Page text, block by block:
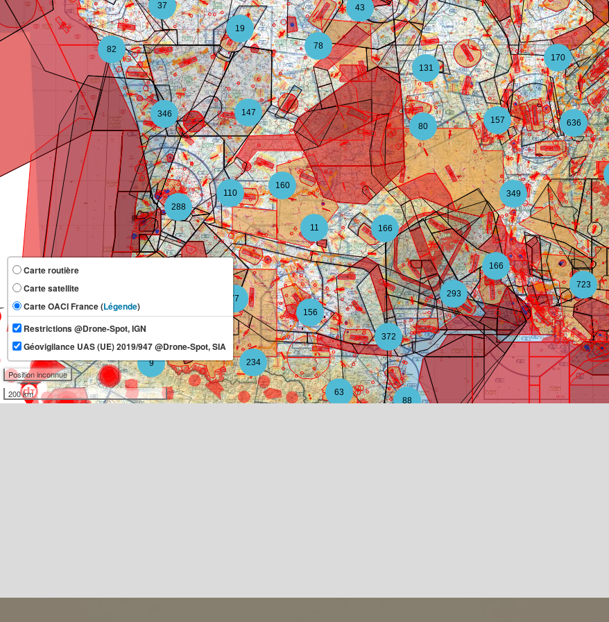
166
293
372
147
346
160
723
288
110
131
77
156
234
349
636
166
43
78
170
63
80
82
157
37
88
9
11
19
Carte routière
Carte satellite
Carte OACI France (Légende)
Restrictions @Drone-Spot, IGN
Géovigilance UAS (UE) 2019/947 @Drone-Spot, SIA
Position inconnue
200 km